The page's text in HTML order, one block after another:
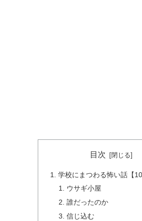
目次
学校にまつわる怖い話【
ウサギ小屋
誰だったのか
信じ込む